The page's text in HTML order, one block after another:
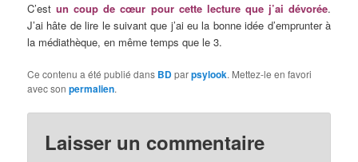
C’estun coup de cœur pour cette lecture que j’ai dévorée.
J’ai hâte de lire le suivant que j’ai eu la bonne idée d’emprunter à
la médiathèque, en même temps que le 3.
Ce contenu a été publié dans BDparpsylook. Mettez-le en favori
avec sonpermalien.
Laisser un commentaire